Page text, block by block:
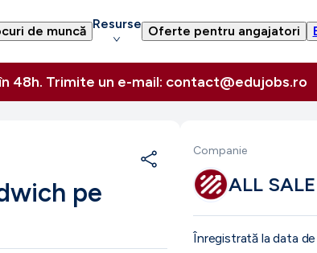
de muncă Resurse Oferte pentru angajatori
48h. Trimite un e-mail: contact@edujobs.ro
pe
Companie
ALL
Înregistrată la data de